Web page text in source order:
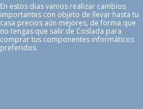
En estos dias vamos realizar cambios
importantes con objeto de llevar hasta tu
casa precios aún mejores, de forma que
no tengas que salir de Coslada para
comprar tus componentes informáticos
preferidos.